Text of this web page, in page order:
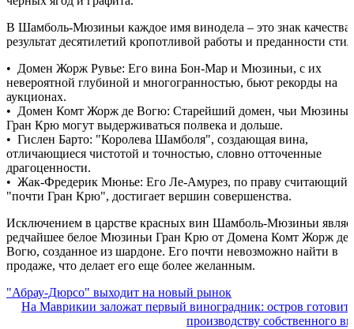
В Шамболь-Мюзиньи каждое имя винодела – это знак качества,
результат десятилетий кропотливой работы и преданности
• Домен Жорж Рувье: Его вина Бон-Мар и Мюзиньи, с их
невероятной глубиной и многогранностью, бьют рекорды на
аукционах.
• Домен Комт Жорж де Вогю: Старейший домен, чьи Мюзиньи
Гран Крю могут выдерживаться полвека и дольше.
• Гислен Барто: "Королева Шамболя", создающая вина,
отличающиеся чистотой и точностью, словно отточенные
драгоценности.
• Жак-Фредерик Мюнье: Его Ле-Амурез, по праву
"почти Гран Крю", достигает вершин совершенства.
Исключением в царстве красных вин Шамболь-Мюзиньи
редчайшее белое Мюзиньи Гран Крю от Домена Комт Жорж де
Вогю, созданное из шардоне. Его почти невозможно найти в
продаже, что делает его еще более желанным.
"Абрау-Дюрсо" выходит на новый рынок
На Маврикии заложат первый виноградник: остров
производству собственного